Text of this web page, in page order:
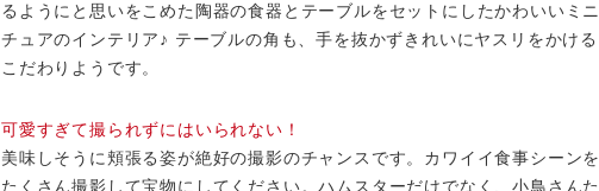
るようにと思いをこめた陶器の食器とテーブルをセットにしたかわいいミニ
チュアのインテリア♪ テーブルの角も、手を抜かずきれいにヤスリをかける
こだわりようです。
可愛すぎて撮られずにはいられない！
美味しそうに頬張る姿が絶好の撮影のチャンスです。カワイイ食事シーンを
たくさん撮影して宝物にしてください。ハムスターだけでなく、小鳥さんた